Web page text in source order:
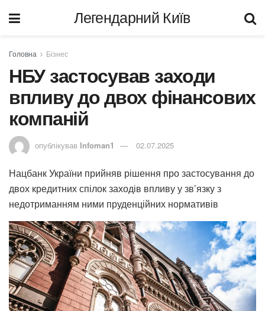
Легендарний Київ
Головна Бізнес
НБУ застосував заходи
впливу до двох фінансових
компаній
опублікував Infoman1 02.07.2025
Нацбанк України прийняв рішення про застосування до
двох кредитних спілок заходів впливу у зв’язку з
недотриманням ними пруденційних нормативів